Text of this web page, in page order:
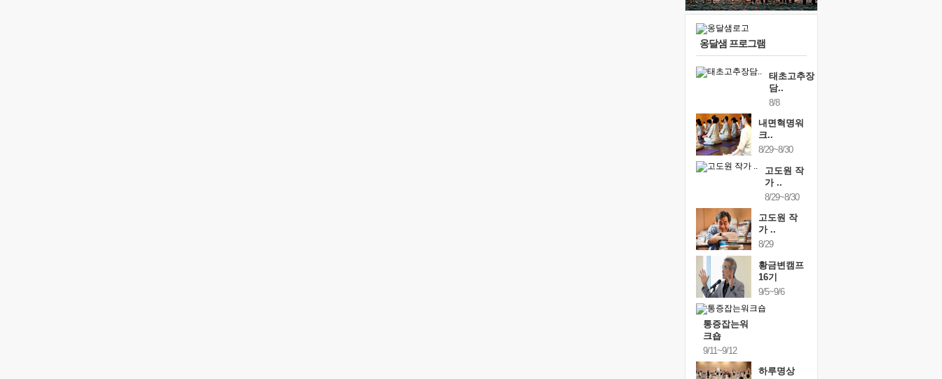
보고 싶은 어머니
못된 꼰대들
옹달샘 프로그램
태초고추장
담..
8/8
내면혁명워
크..
8/29~8/30
고도원 작
가 ..
8/29~8/30
고도원 작
가 ..
8/29
황금변캠프
16기
9/5~9/6
통증잡는워
크숍
9/11~9/12
하루명상